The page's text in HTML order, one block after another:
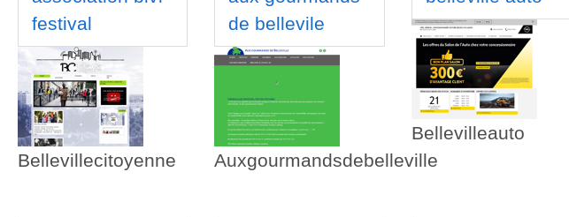
festival
Bellevillecitoyenne
de bellevile
Auxgourmandsdebelleville
Bellevilleauto